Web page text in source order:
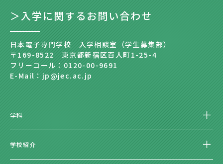
＞入学に関するお問い合わせ
日本電子専門学校 入学相談室（学生募集部）
〒169-8522 東京都新宿区百人町1-25-4
フリーコール：0120-00-9691
E-Mail：jp@jec.ac.jp
学科
学校紹介